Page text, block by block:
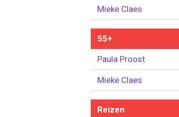
Mieke Claes
55+
Paula Proost
Mieke Claes
Reizen